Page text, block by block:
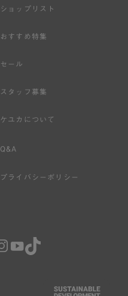
ショップリスト
おすすめ特集
セール
スタッフ募集
ケユカについて
Q&A
プライバシーポリシー